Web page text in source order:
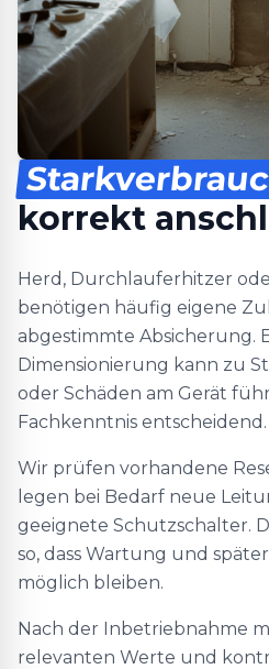
korrekt
Herd, Durchlauferhitzer
benötigen häufig eigene
abgestimmte Absicherung.
Dimensionierung kann zu
oder Schäden am Gerät
Fachkenntnis entscheidend.
Wir prüfen vorhandene
legen bei Bedarf neue
geeignete Schutzschalter.
so, dass Wartung und
möglich bleiben.
Nach der Inbetriebnahme
relevanten Werte und